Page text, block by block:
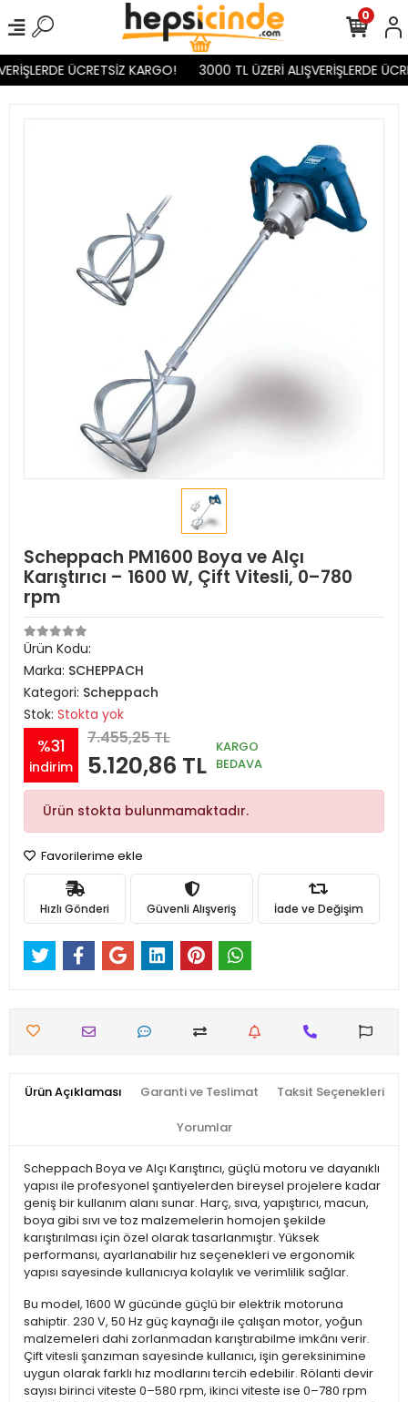
ÜCRETSİZ KARGO! 3000 TL ÜZERİ ALIŞVERİŞLERDE
0
Scheppach PM1600 Boya ve Alçı
Karıştırıcı – 1600 W, Çift Vitesli, 0–780
rpm
Ürün Kodu:
Marka: SCHEPPACH
Kategori: Scheppach
Stok: Stokta yok
%31
indirim
7.455,25 TL
5.120,86 TL
KARGO
BEDAVA
Ürün stokta bulunmamaktadır.
Favorilerime ekle
Hızlı Gönderi Güvenli Alışveriş İade ve Değişim
Ürün Açıklaması Garanti ve Teslimat Taksit Seçenekleri
Yorumlar
Scheppach Boya ve Alçı Karıştırıcı, güçlü motoru ve dayanıklı
yapısı ile profesyonel şantiyelerden bireysel projelere kadar
geniş bir kullanım alanı sunar. Harç, sıva, yapıştırıcı, macun,
boya gibi sıvı ve toz malzemelerin homojen şekilde
karıştırılması için özel olarak tasarlanmıştır. Yüksek
performansı, ayarlanabilir hız seçenekleri ve ergonomik
yapısı sayesinde kullanıcıya kolaylık ve verimlilik sağlar.
Bu model, 1600 W gücünde güçlü bir elektrik motoruna
sahiptir. 230 V, 50 Hz güç kaynağı ile çalışan motor, yoğun
malzemeleri dahi zorlanmadan karıştırabilme imkânı verir.
Çift vitesli şanzıman sayesinde kullanıcı, işin gereksinimine
uygun olarak farklı hız modlarını tercih edebilir. Rölanti devir
sayısı birinci viteste 0–580 rpm, ikinci viteste ise 0–780 rpm